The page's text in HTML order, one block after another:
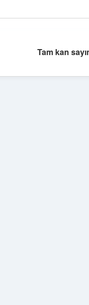
Tam kan